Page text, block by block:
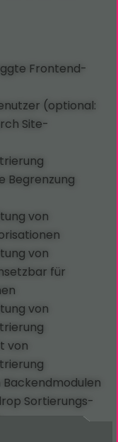
Frontend-
(optional:
Site-
Begrenzung
von
von
für
von
von
Backendmodulen
Sortierungs-